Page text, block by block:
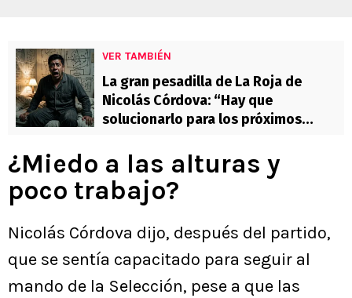
VER TAMBIÉN
La gran pesadilla de La Roja de
Nicolás Córdova: “Hay que
solucionarlo para los próximos
¿Miedo a las alturas y
poco trabajo?
Nicolás Córdova dijo, después del partido,
que se sentía capacitado para seguir al
mando de la Selección, pese a que las